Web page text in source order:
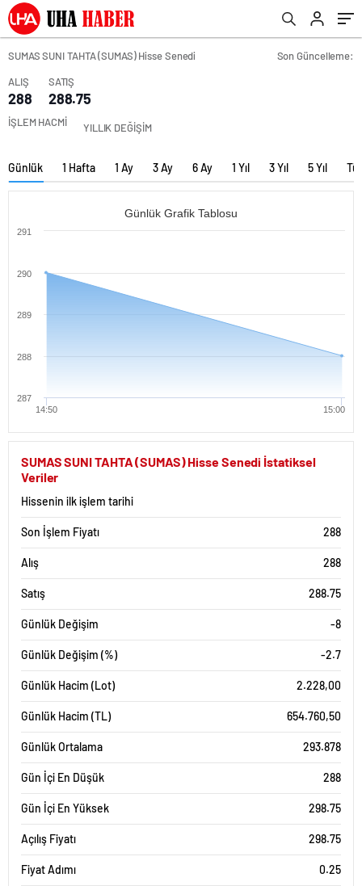
SUMAS SUNI TAHTA (SUMAS) Hisse Senedi
Son Güncelleme:
ALIŞ
288
SATIŞ
288.75
İŞLEM HACMİ YILLIK DEĞİŞİM
Günlük 1 Hafta 1 Ay 3 Ay 6 Ay 1 Yıl 3 Yıl 5 Yıl
Günlük Grafik Tablosu
14:50 15:00
287
288
289
290
291
SUMAS SUNI TAHTA (SUMAS) Hisse Senedi İstatiksel
Veriler
Hissenin ilk işlem tarihi
Son İşlem Fiyatı 288
Alış 288
Satış 288.75
Günlük Değişim -8
Günlük Değişim (%) -2.7
Günlük Hacim (Lot) 2.228,00
Günlük Hacim (TL) 654.760,50
Günlük Ortalama 293.878
Gün İçi En Düşük 288
Gün İçi En Yüksek 298.75
Açılış Fiyatı 298.75
Fiyat Adımı 0.25